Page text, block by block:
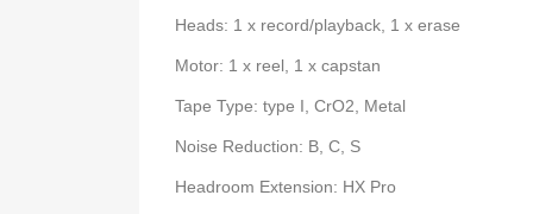
Heads: 1 x record/playback, 1 x erase
Motor: 1 x reel, 1 x capstan
Tape Type: type I, CrO2, Metal
Noise Reduction: B, C, S
Headroom Extension: HX Pro